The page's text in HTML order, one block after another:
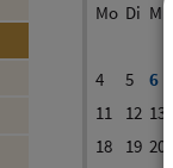
Mo Di Mi
4
5 6
11
12 13
18
19 20